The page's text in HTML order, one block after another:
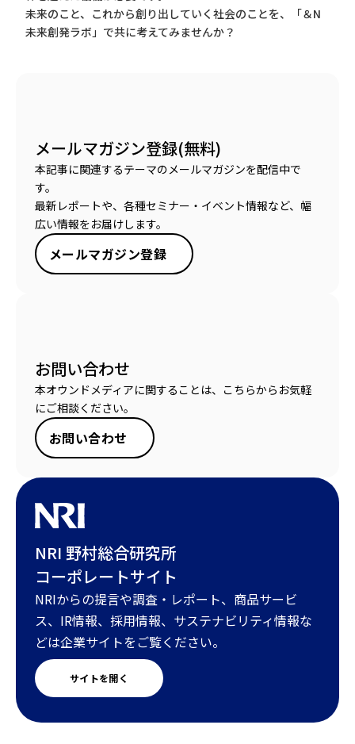
未来のこと、これから創り出していく社会のことを、「＆N
未来創発ラボ」で共に考えてみませんか？
メールマガジン登録(無料)
本記事に関連するテーマのメールマガジンを配信中で
す。
最新レポートや、各種セミナー・イベント情報など、幅
広い情報をお届けします。
メールマガジン登録
お問い合わせ
本オウンドメディアに関することは、こちらからお気軽
にご相談ください。
お問い合わせ
NRI 野村総合研究所
コーポレートサイト
NRIからの提言や調査・レポート、商品サービ
ス、IR情報、採用情報、サステナビリティ情報な
どは企業サイトをご覧ください。
サイトを開く